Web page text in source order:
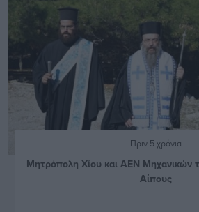
Πριν 5 χρόνια
Μητρόπολη Χίου και ΑΕΝ Μηχανικών
Αίπους